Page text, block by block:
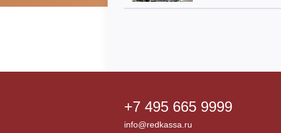
+7 495 665 9999
info@redkassa.ru